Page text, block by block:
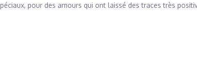
pour des amours qui ont laissé des traces très